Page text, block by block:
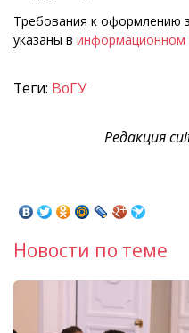
Требования к оформлению
указаны в информационном
Теги: ВоГУ
Редакция
Новости по теме